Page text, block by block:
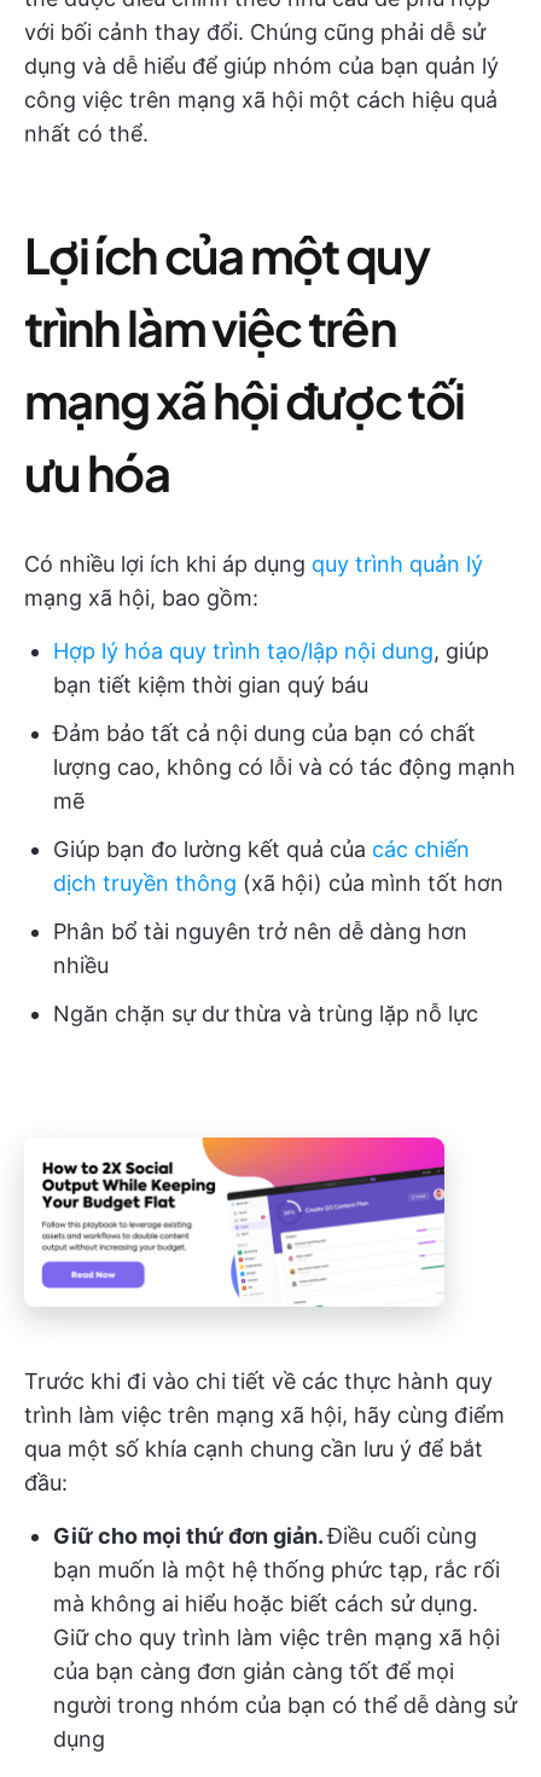
với bối cảnh thay đổi. Chúng cũng phải dễ sử
dụng và dễ hiểu để giúp nhóm của bạn quản lý
công việc trên mạng xã hội một cách hiệu quả
nhất có thể.
Lợi ích của một quy
trình làm việc trên
mạng xã hội được tối
ưu hóa
Có nhiều lợi ích khi áp dụng quy trình quản lý
mạng xã hội, bao gồm:
Hợp lý hóa quy trình tạo/lập nội dung, giúp
bạn tiết kiệm thời gian quý báu
Đảm bảo tất cả nội dung của bạn có chất
lượng cao, không có lỗi và có tác động mạnh
mẽ
Giúp bạn đo lường kết quả của các chiến
dịch truyền thông (xã hội) của mình tốt hơn
Phân bổ tài nguyên trở nên dễ dàng hơn
nhiều
Ngăn chặn sự dư thừa và trùng lặp nỗ lực
Trước khi đi vào chi tiết về các thực hành quy
trình làm việc trên mạng xã hội, hãy cùng điểm
qua một số khía cạnh chung cần lưu ý để bắt
đầu:
Giữ cho mọi thứ đơn giản.Điều cuối cùng
bạn muốn là một hệ thống phức tạp, rắc rối
mà không ai hiểu hoặc biết cách sử dụng.
Giữ cho quy trình làm việc trên mạng xã hội
của bạn càng đơn giản càng tốt để mọi
người trong nhóm của bạn có thể dễ dàng sử
dụng